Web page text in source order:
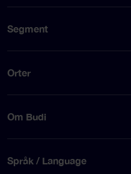
Segment
Orter
Om Budi
Språk / Language